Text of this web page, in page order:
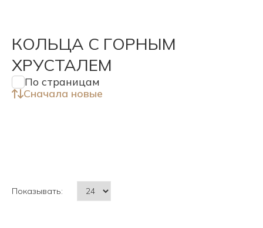
КОЛЬЦА С ГОРНЫМ
ХРУСТАЛЕМ
По страницам
Сначала новые
Показывать: